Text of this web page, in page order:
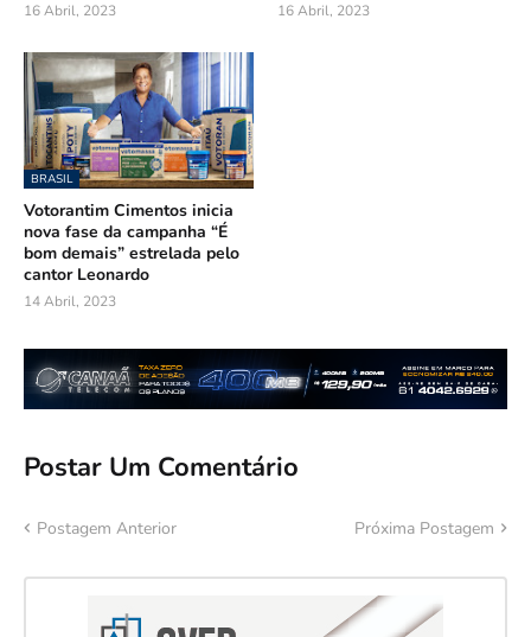
16 Abril, 2023 16 Abril, 2023
BRASIL
Votorantim Cimentos inicia
nova fase da campanha “É
bom demais” estrelada pelo
cantor Leonardo
14 Abril, 2023
Postar Um Comentário
Postagem Anterior Próxima Postagem